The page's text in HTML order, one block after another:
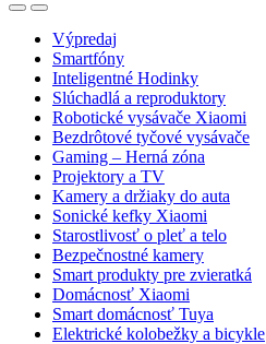
OpenClose
Výpredaj
Smartfóny
Inteligentné Hodinky
Slúchadlá a reproduktory
Robotické vysávače Xiaomi
Bezdrôtové tyčové vysávače
Gaming – Herná zóna
Projektory a TV
Kamery a držiaky do auta
Sonické kefky Xiaomi
Starostlivosť o pleť a telo
Bezpečnostné kamery
Smart produkty pre zvieratká
Domácnosť Xiaomi
Smart domácnosť Tuya
Elektrické kolobežky a bicykle